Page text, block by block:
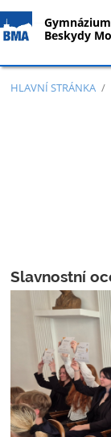
Gymnázium
Beskydy
HLAVNÍ STRÁNKA /
Slavnostní